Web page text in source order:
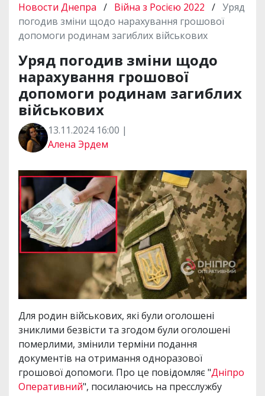
Новости Днепра / Війна з Росією 2022 / Уряд
погодив зміни щодо нарахування грошової
допомоги родинам загиблих військових
Уряд погодив зміни щодо
нарахування грошової
допомоги родинам загиблих
військових
13.11.2024 16:00 |
Алена Эрдем
Для родин військових, які були оголошені
зниклими безвісти та згодом були оголошені
померлими, змінили терміни подання
документів на отримання одноразової
грошової допомоги. Про це повідомляє "Дніпро
Оперативний", посилаючись на пресслужбу